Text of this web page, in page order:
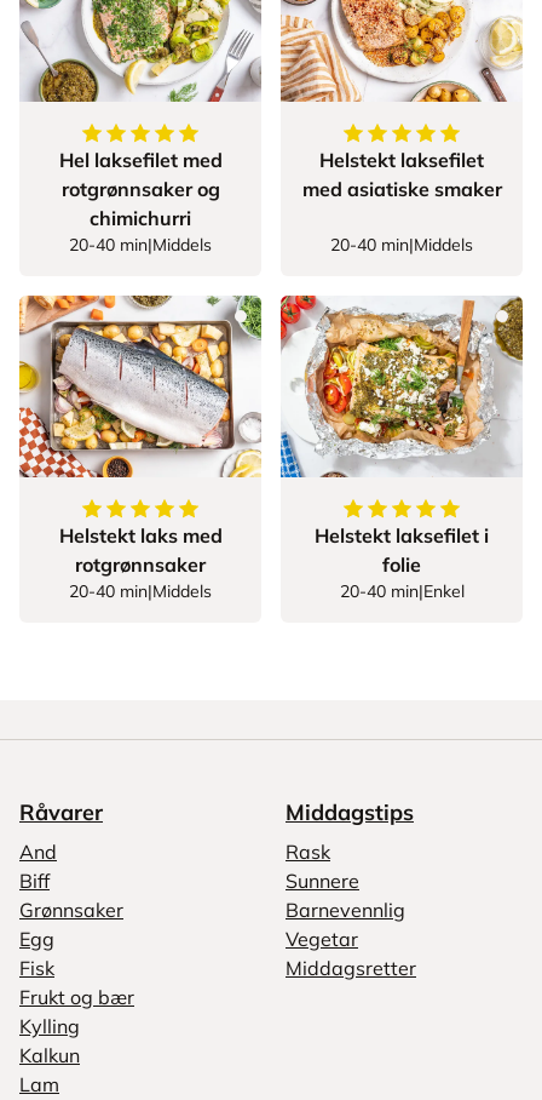
5av5stjerner
Hel laksefilet med
rotgrønnsaker og
chimichurri
20-40 min|Middels
5av5stjerner
Helstekt laksefilet
med asiatiske smaker
20-40 min|Middels
5av5stjerner
Helstekt laks med
rotgrønnsaker
20-40 min|Middels
5av5stjerner
Helstekt laksefilet i
folie
20-40 min|Enkel
Råvarer
And
Biff
Grønnsaker
Egg
Fisk
Frukt og bær
Kylling
Kalkun
Lam
Middagstips
Rask
Sunnere
Barnevennlig
Vegetar
Middagsretter